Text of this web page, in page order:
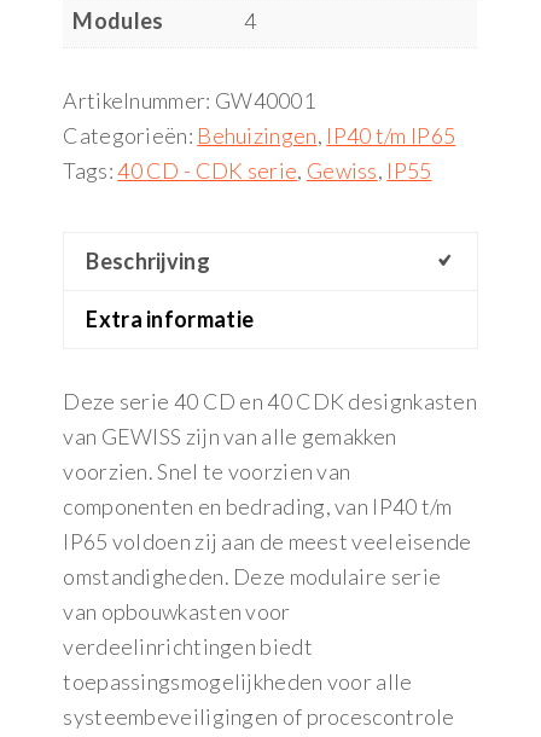
Modules
4
Artikelnummer: GW40001
Categorieën: Behuizingen, IP40 t/m IP65
Tags:40 CD - CDK serie, Gewiss, IP55
Beschrijving
Extra informatie
Deze serie 40 CD en 40 CDK designkasten
van GEWISS zijn van alle gemakken
voorzien. Snel te voorzien van
componenten en bedrading, van IP40 t/m
IP65 voldoen zij aan de meest veeleisende
omstandigheden. Deze modulaire serie
van opbouwkasten voor
verdeelinrichtingen biedt
toepassingsmogelijkheden voor alle
systeembeveiligingen of procescontrole